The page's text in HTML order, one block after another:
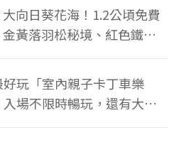
向日葵花海！1.2公頃免費
黃落羽松秘境、紅色鐵橋
好玩「室內親子卡丁車樂
場不限時暢玩，還有大螢
遊戲區